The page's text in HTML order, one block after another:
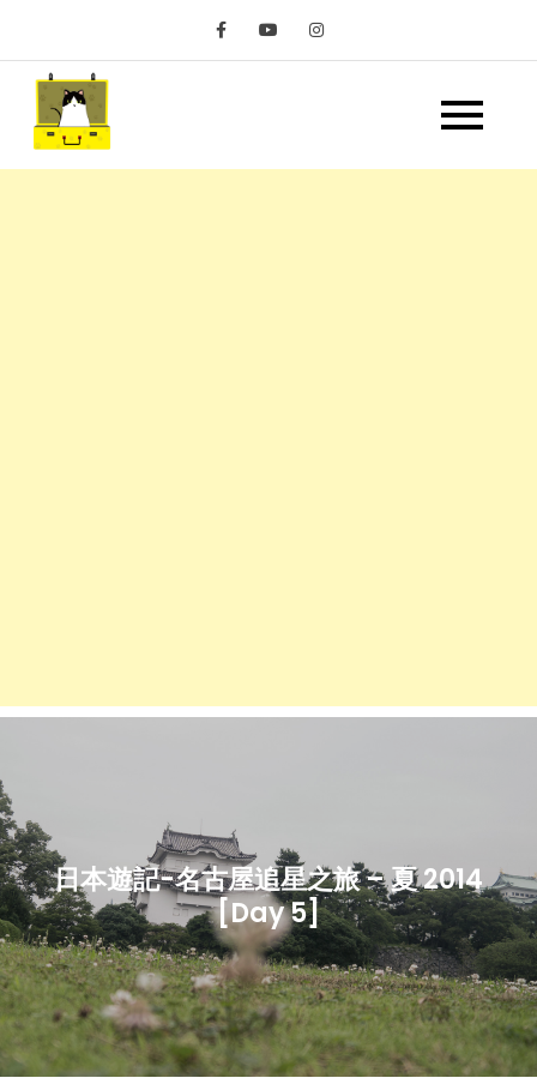
content
嘿 我要旅行 Hey Travel
Life
日本遊記-名古屋追星之旅 – 夏 2014
[Day 5]